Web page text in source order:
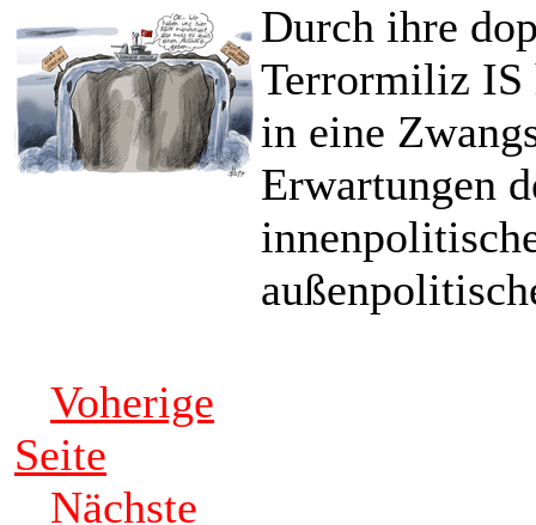
Durch ihre
Terrormiliz IS
in eine
Erwartungen
Voherige
Seite
Nächste